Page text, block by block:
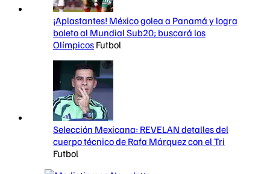
¡Aplastantes! México golea a Panamá y logra
boleto al Mundial Sub20; buscará los
Olímpicos Futbol
Selección Mexicana: REVELAN detalles del
cuerpo técnico de Rafa Márquez con el Tri
Futbol